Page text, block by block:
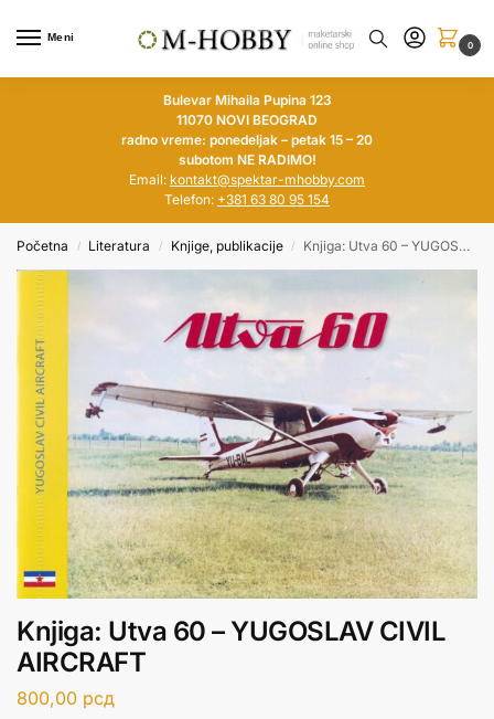
Meni
0
Bulevar Mihaila Pupina 123
11070 NOVI BEOGRAD
radno vreme: ponedeljak – petak 15 – 20
subotom NE RADIMO!
Email: kontakt@spektar-mhobby.com
Telefon: +381 63 80 95 154
Početna / Literatura / Knjige, publikacije / Knjiga: Utva 60 – YUGOSLAV CIVIL AIRCRAFT
Knjiga: Utva 60 – YUGOSLAV CIVIL
AIRCRAFT
800,00 рсд